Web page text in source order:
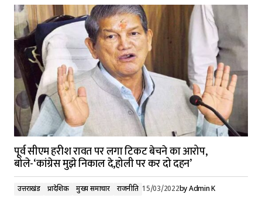
पूर्व सीएम हरीश रावत पर लगा टिकट बेचने का आरोप,
बोले-‘कांग्रेस मुझे निकाल दे,होली पर कर दो दहन’
उत्तराखंड प्रादेशिक मुख्य समाचार राजनीति 15/03/2022byAdmin K